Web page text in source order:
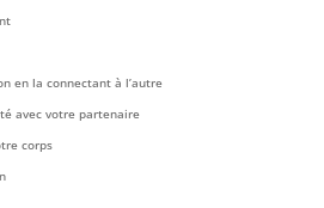
en la connectant à l’autre
avec votre partenaire
corps